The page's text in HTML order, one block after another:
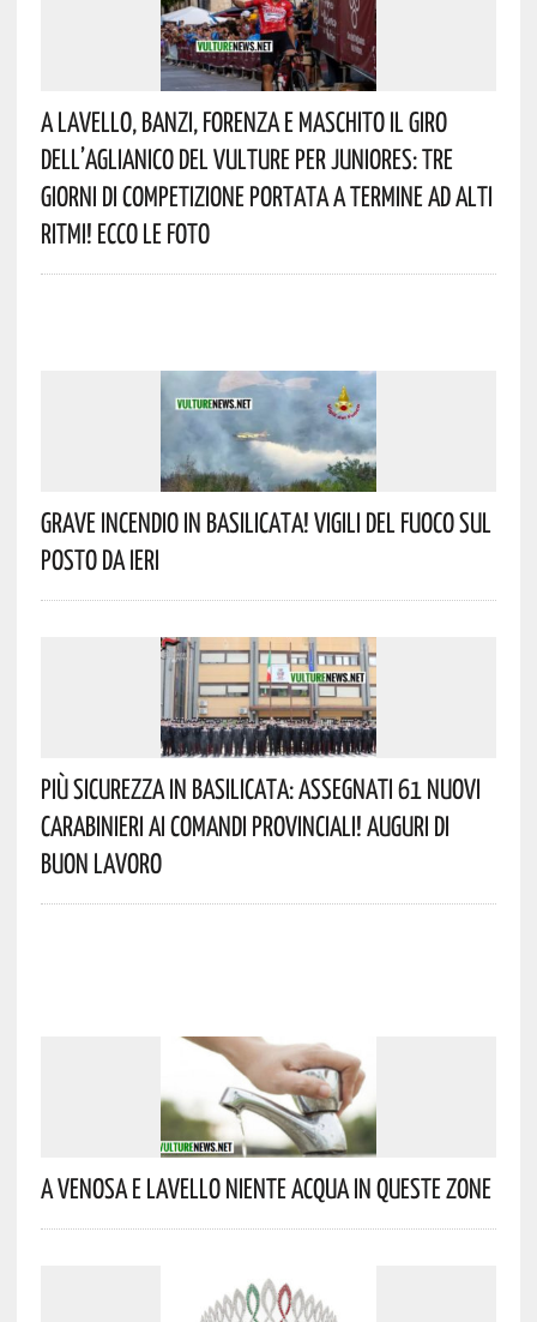
A Lavello, Banzi, Forenza E Maschito Il Giro
Dell’Aglianico Del Vulture Per Juniores: Tre
Giorni Di Competizione Portata A Termine Ad Alti
Ritmi! Ecco Le Foto
Grave Incendio In Basilicata! Vigili Del Fuoco Sul
Posto Da Ieri
Più Sicurezza In Basilicata: Assegnati 61 Nuovi
Carabinieri Ai Comandi Provinciali! Auguri Di
Buon Lavoro
A Venosa E Lavello Niente Acqua In Queste Zone